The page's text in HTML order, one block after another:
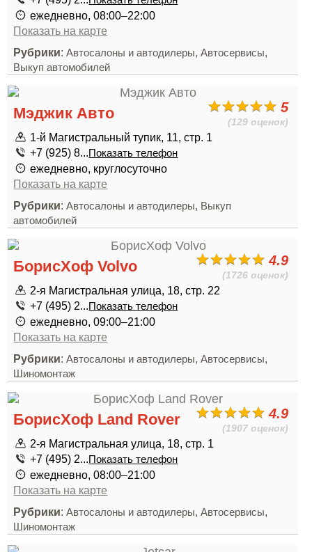
ежедневно, 08:00–22:00
Показать на карте
Рубрики:Автосалоны и автодилеры,Автосервисы,
Выкуп автомобилей
5
(129 оценок)
Мэджик Авто
1-й Магистральный тупик, 11, стр. 1
+7 (925) 8...Показать телефон
ежедневно, круглосуточно
Показать на карте
Рубрики:Автосалоны и автодилеры, Выкуп
автомобилей
4.9
(1726 оценок)
БорисХоф Volvo
2-я Магистральная улица, 18, стр. 22
+7 (495) 2...Показать телефон
ежедневно, 09:00–21:00
Показать на карте
Рубрики:Автосалоны и автодилеры,Автосервисы,
Шиномонтаж
4.9
(1907 оценок)
БорисХоф Land Rover
2-я Магистральная улица, 18, стр. 1
+7 (495) 2...Показать телефон
ежедневно, 08:00–21:00
Показать на карте
Рубрики:Автосалоны и автодилеры,Автосервисы,
Шиномонтаж